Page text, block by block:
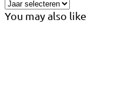
You may also like